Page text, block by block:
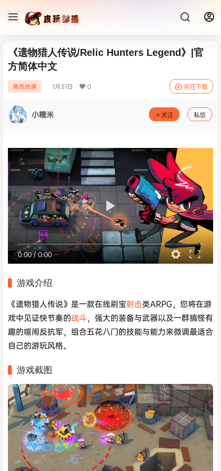
《遗物猎人传说/Relic Hunters Legend》|官
方简体中文
角色扮演 1月31日 0 前往下载
小糯米 关注 私信
0:00/0:00
游戏介绍
《遗物猎人传说》是一款在线刷宝射击类ARPG，您将在游
戏中见证快节奏的战斗，强大的装备与武器以及一群搞怪有
趣的喧闹反抗军，组合五花八门的技能与能力来微调最适合
自己的游玩风格。
游戏截图